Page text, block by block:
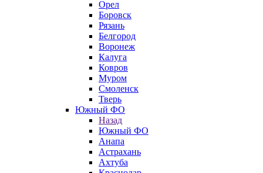
Орел
Боровск
Рязань
Белгород
Воронеж
Калуга
Ковров
Муром
Смоленск
Тверь
Южный ФО
Назад
Южный ФО
Анапа
Астрахань
Ахтуба